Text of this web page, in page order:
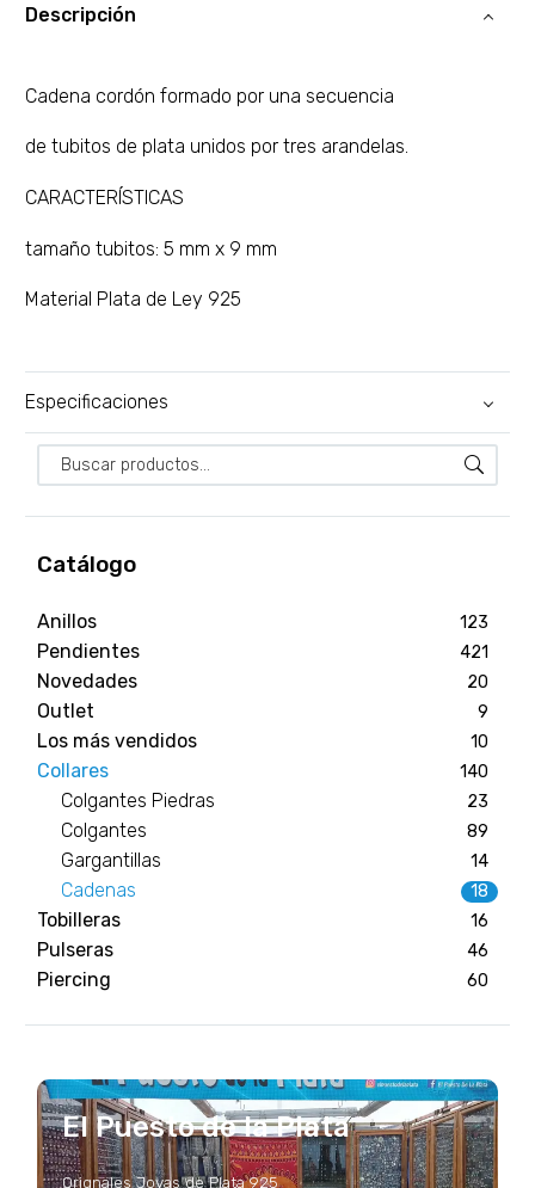
Catálogo
Anillos 123
Pendientes 421
Novedades 20
Outlet 9
Los más vendidos 10
Collares 140
Colgantes Piedras 23
Colgantes 89
Gargantillas 14
Cadenas 18
Tobilleras 16
Pulseras 46
Piercing 60
El Puesto de la Plata
Orignales Joyas de Plata 925
Descripción
Cadena cordón formado por una secuencia
de tubitos de plata unidos por tres arandelas.
CARACTERÍSTICAS
tamaño tubitos: 5 mm x 9 mm
Material Plata de Ley 925
Especificaciones